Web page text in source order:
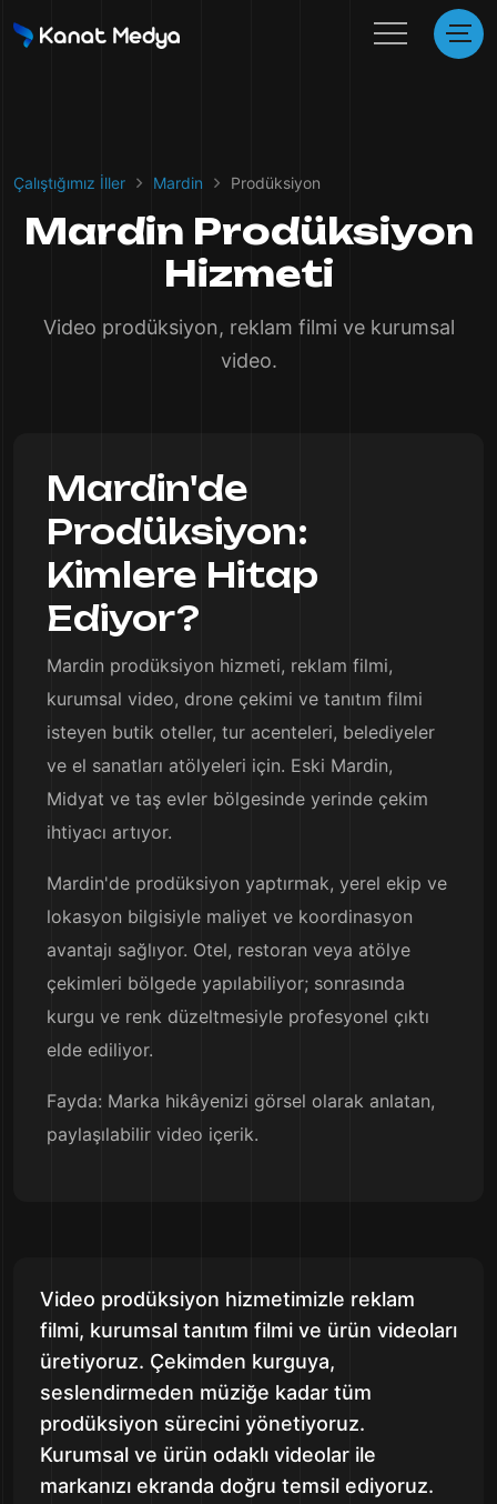
Çalıştığımız İller Mardin Prodüksiyon
Mardin Prodüksiyon
Hizmeti
Video prodüksiyon, reklam filmi ve kurumsal
video.
Mardin'de
Prodüksiyon:
Kimlere Hitap
Ediyor?
Mardin prodüksiyon hizmeti, reklam filmi,
kurumsal video, drone çekimi ve tanıtım filmi
isteyen butik oteller, tur acenteleri, belediyeler
ve el sanatları atölyeleri için. Eski Mardin,
Midyat ve taş evler bölgesinde yerinde çekim
ihtiyacı artıyor.
Mardin'de prodüksiyon yaptırmak, yerel ekip ve
lokasyon bilgisiyle maliyet ve koordinasyon
avantajı sağlıyor. Otel, restoran veya atölye
çekimleri bölgede yapılabiliyor; sonrasında
kurgu ve renk düzeltmesiyle profesyonel çıktı
elde ediliyor.
Fayda: Marka hikâyenizi görsel olarak anlatan,
paylaşılabilir video içerik.
Video prodüksiyon hizmetimizle reklam
filmi, kurumsal tanıtım filmi ve ürün videoları
üretiyoruz. Çekimden kurguya,
seslendirmeden müziğe kadar tüm
prodüksiyon sürecini yönetiyoruz.
Kurumsal ve ürün odaklı videolar ile
markanızı ekranda doğru temsil ediyoruz.